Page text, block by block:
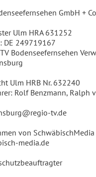
GmbH +
Ulm HRA 631252
DE 249719167
TV Bodenseefernsehen
Ulm HRB Nr. 632240
Rolf Benzmann, Ralph
tv.de
von SchwäbischMedia
media.de